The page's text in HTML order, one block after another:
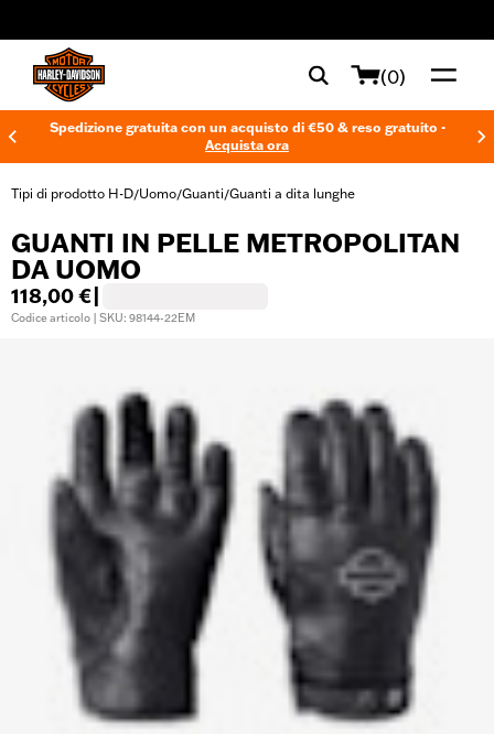
(0)
Spedizione gratuita con un acquisto di €50 & reso gratuito -
Acquista ora
Tipi di prodotto H-D/Uomo/Guanti/Guanti a dita lunghe
GUANTI IN PELLE METROPOLITAN
DA UOMO
118,00 €
Codice articolo | SKU: 98144-22EM